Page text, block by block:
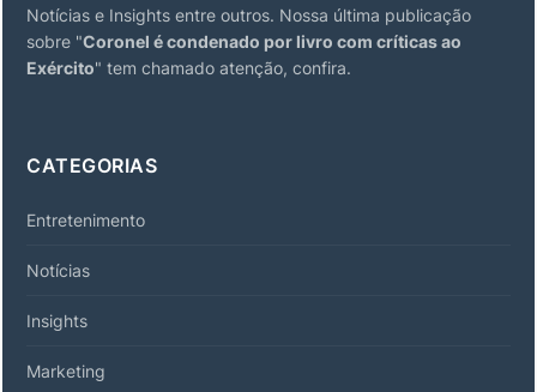
Notícias e Insights entre outros. Nossa última publicação
sobre "Coronel é condenado por livro com críticas ao
Exército" tem chamado atenção, confira.
CATEGORIAS
Entretenimento
Notícias
Insights
Marketing